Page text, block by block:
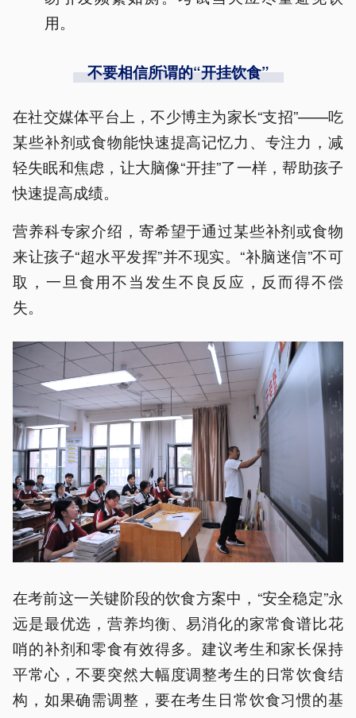
用。
不要相信所谓的“开挂饮食”
在社交媒体平台上，不少博主为家长“支招”——吃
某些补剂或食物能快速提高记忆力、专注力，减
轻失眠和焦虑，让大脑像“开挂”了一样，帮助孩子
快速提高成绩。
营养科专家介绍，寄希望于通过某些补剂或食物
来让孩子“超水平发挥”并不现实。“补脑迷信”不可
取，一旦食用不当发生不良反应，反而得不偿
失。
在考前这一关键阶段的饮食方案中，“安全稳定”永
远是最优选，营养均衡、易消化的家常食谱比花
哨的补剂和零食有效得多。建议考生和家长保持
平常心，不要突然大幅度调整考生的日常饮食结
构，如果确需调整，要在考生日常饮食习惯的基